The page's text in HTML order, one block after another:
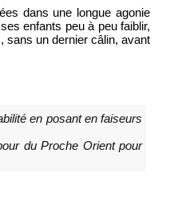
dans une longue agonie
enfants peu à peu faiblir,
sans un dernier câlin, avant
en posant en faiseurs
du Proche Orient pour